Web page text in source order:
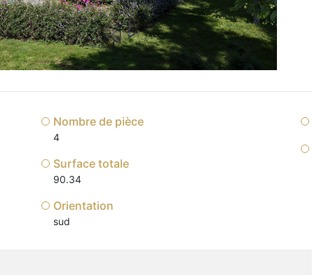
Nombre de pièce
4
Surface totale
90.34
Orientation
sud